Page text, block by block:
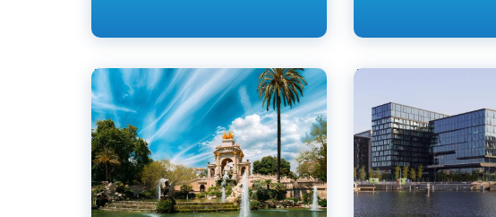
Английский
Испанский
Барселона, Испания
Частный
Английский
Частный